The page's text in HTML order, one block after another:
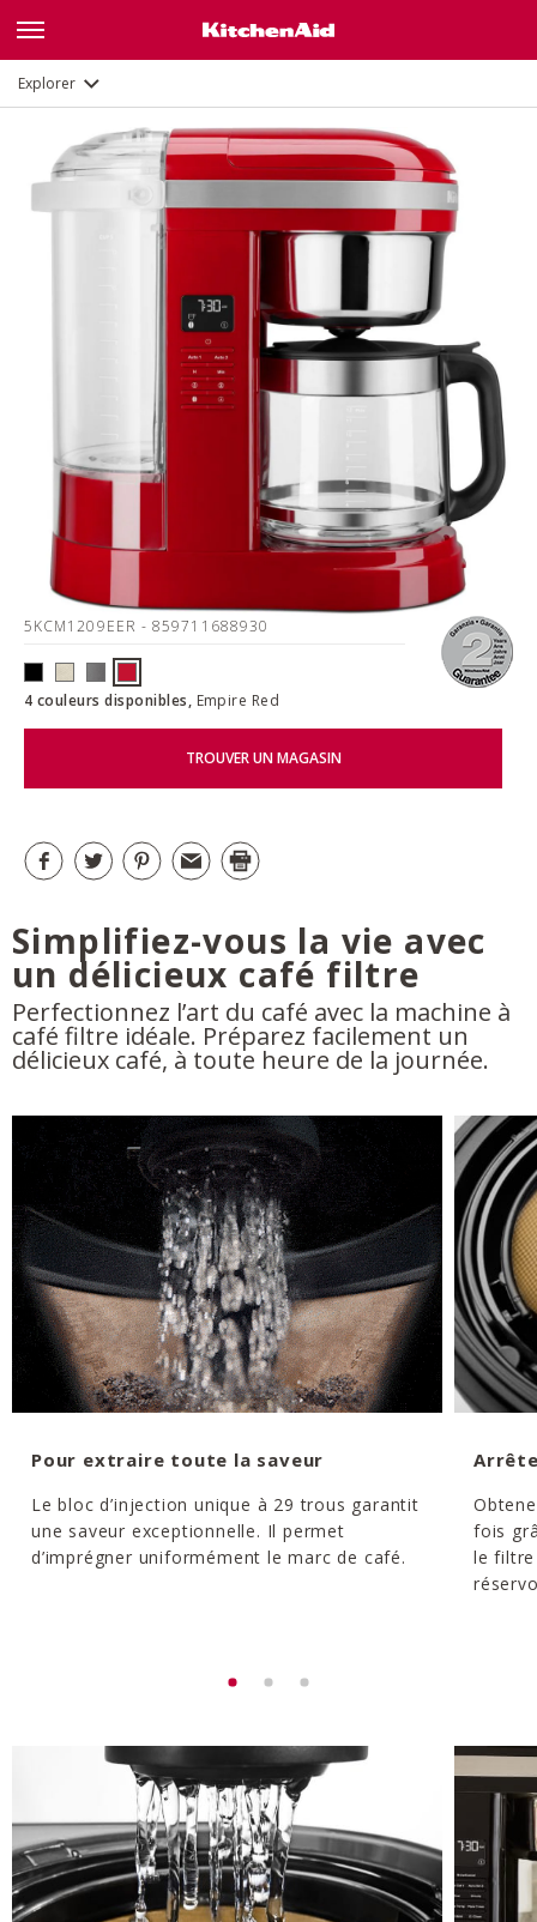
Explorer
5KCM1209EER - 859711688930
4 couleurs disponibles, Empire Red
TROUVER UN MAGASIN
Simplifiez-vous la vie avec
un délicieux café filtre
Perfectionnez l’art du café avec la machine à
café filtre idéale. Préparez facilement un
délicieux café, à toute heure de la journée.
Pour extraire toute la saveur
Le bloc d’injection unique à 29 trous garantit
une saveur exceptionnelle. Il permet
d’imprégner uniformément le marc de café.
fois
le